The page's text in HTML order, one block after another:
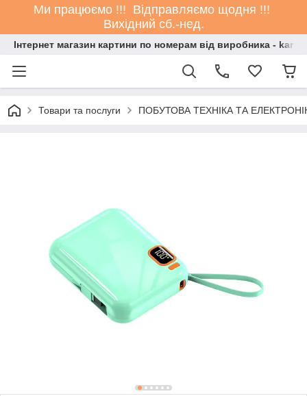
Ми працюємо !!! Відправляємо щодня !!!
Вихідний сб.-нед.
Інтернет магазин картини по номерам від виробника -
Товари та послуги ПОБУТОВА ТЕХНІКА ТА